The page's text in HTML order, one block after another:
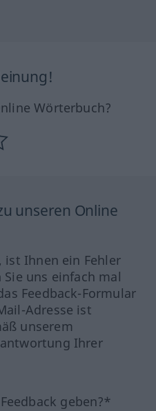
Wörterbuch?
unseren Online
ist Ihnen ein Fehler
uns einfach mal
Feedback-Formular
Adresse ist
unserem
Ihrer
geben?*